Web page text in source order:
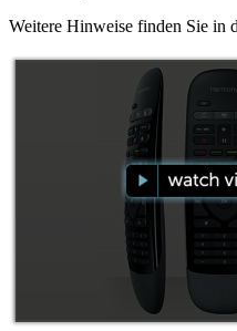
Weitere Hinweise finden Sie in